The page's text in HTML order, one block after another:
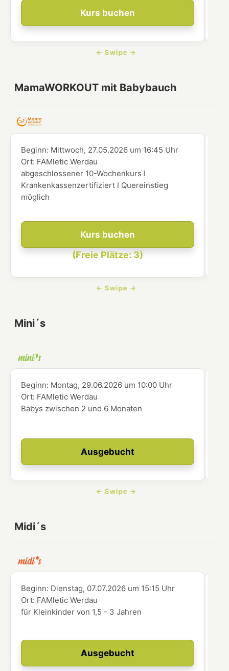
Kurs buchen
MamaWORKOUT mit Babybauch
Kurs buchen
(Freie Plätze: 3)
Beginn: Mittwoch, 27.05.2026 um 16:45 Uhr
Ort: FAMletic Werdau
abgeschlossener 10-Wochenkurs I
Krankenkassenzertifiziert I Quereinstieg
möglich
Mini´s
Ausgebucht
Beginn: Montag, 29.06.2026 um 10:00 Uhr
Ort: FAMletic Werdau
Babys zwischen 2 und 6 Monaten
Midi´s
Ausgebucht
Beginn: Dienstag, 07.07.2026 um 15:15 Uhr
Ort: FAMletic Werdau
für Kleinkinder von 1,5 - 3 Jahren